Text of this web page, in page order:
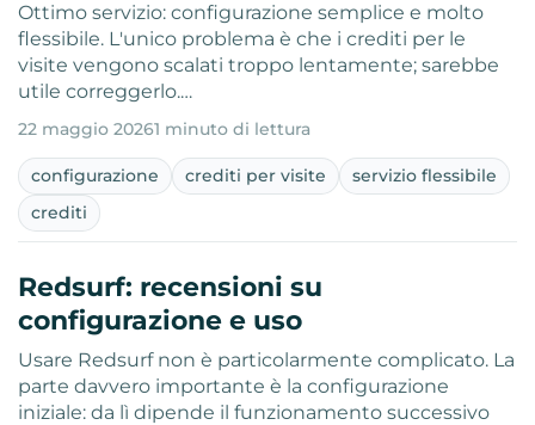
Ottimo servizio: configurazione semplice e molto
flessibile. L'unico problema è che i crediti per le
visite vengono scalati troppo lentamente; sarebbe
utile correggerlo.…
22 maggio 20261 minuto di lettura
configurazione crediti per visite
servizio flessibile
crediti
Redsurf: recensioni su
configurazione e uso
Usare Redsurf non è particolarmente complicato. La
parte davvero importante è la configurazione
iniziale: da lì dipende il funzionamento successivo